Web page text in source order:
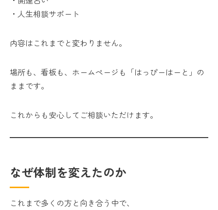
・人生相談サポート
内容はこれまでと変わりません。
場所も、看板も、ホームページも「はっぴーはーと」の
ままです。
これからも安心してご相談いただけます。
なぜ体制を変えたのか
これまで多くの方と向き合う中で、